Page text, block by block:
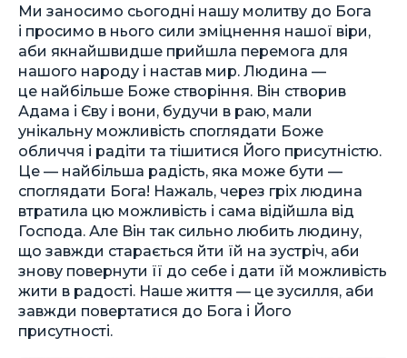
Ми заносимо сьогодні нашу молитву до Бога
і просимо в нього сили зміцнення нашої віри,
аби якнайшвидше прийшла перемога для
нашого народу і настав мир. Людина —
це найбільше Боже створіння. Він створив
Адама і Єву і вони, будучи в раю, мали
унікальну можливість споглядати Боже
обличчя і радіти та тішитися Його присутністю.
Це — найбільша радість, яка може бути —
споглядати Бога! Нажаль, через гріх людина
втратила цю можливість і сама відійшла від
Господа. Але Він так сильно любить людину,
що завжди старається йти їй на зустріч, аби
знову повернути її до себе і дати їй можливість
жити в радості. Наше життя — це зусилля, аби
завжди повертатися до Бога і Його
присутності.